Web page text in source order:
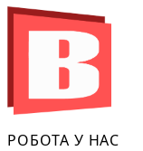
РОБОТА У НАС